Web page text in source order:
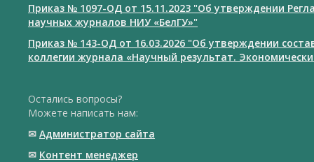
Приказ № 1097-ОД от 15.11.2023 "Об утверждении
научных журналов НИУ «БелГУ»"
Приказ № 143-ОД от 16.03.2026 "Об утверждении
коллегии журнала «Научный результат.
Остались вопросы?
Можете написать нам:
✉ Администратор сайта
✉ Контент менеджер